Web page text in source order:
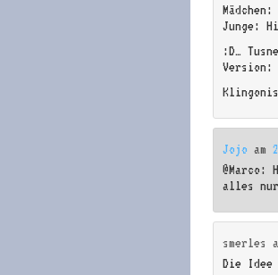
Junge:
:D…
Version:
Jojo am
alles
smerles
Die